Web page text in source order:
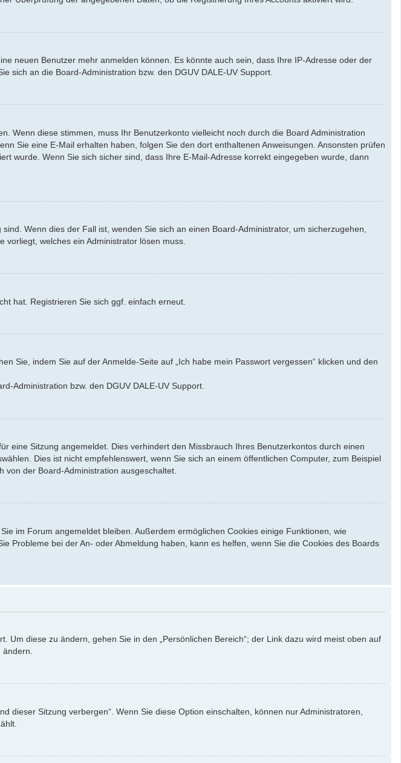
neuen Benutzer mehr anmelden können. Es könnte auch sein, dass Ihre IP-Adresse oder der
sich an die Board-Administration bzw. den DGUV DALE-UV Support.
Wenn diese stimmen, muss Ihr Benutzerkonto vielleicht noch durch die Board Administration
Sie eine E-Mail erhalten haben, folgen Sie den dort enthaltenen Anweisungen. Ansonsten prüfen
wurde. Wenn Sie sich sicher sind, dass Ihre E-Mail-Adresse korrekt eingegeben wurde, dann
Wenn dies der Fall ist, wenden Sie sich an einen Board-Administrator, um sicherzugehen,
vorliegt, welches ein Administrator lösen muss.
hat. Registrieren Sie sich ggf. einfach erneut.
Sie, indem Sie auf der Anmelde-Seite auf „Ich habe mein Passwort vergessen“ klicken und den
Administration bzw. den DGUV DALE-UV Support.
eine Sitzung angemeldet. Dies verhindert den Missbrauch Ihres Benutzerkontos durch einen
Dies ist nicht empfehlenswert, wenn Sie sich an einem öffentlichen Computer, zum Beispiel
der Board-Administration ausgeschaltet.
im Forum angemeldet bleiben. Außerdem ermöglichen Cookies einige Funktionen, wie
Probleme bei der An- oder Abmeldung haben, kann es helfen, wenn Sie die Cookies des Boards
diese zu ändern, gehen Sie in den „Persönlichen Bereich“; der Link dazu wird meist oben auf
ändern.
dieser Sitzung verbergen“. Wenn Sie diese Option einschalten, können nur Administratoren,